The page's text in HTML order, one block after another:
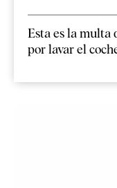
Esta es la multa
por lavar el